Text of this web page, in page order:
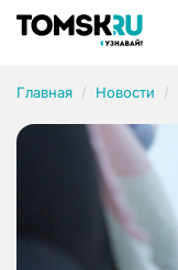
Главная Новости